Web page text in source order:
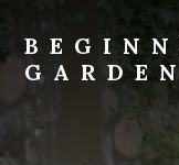
contentGARDEN
物
の